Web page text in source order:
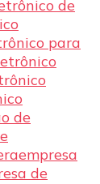
de
para
de
empresa
de